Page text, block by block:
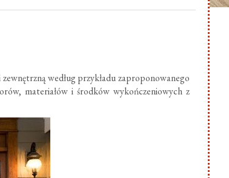
według przykładu zaproponowanego
materiałów i środków wykończeniowych z